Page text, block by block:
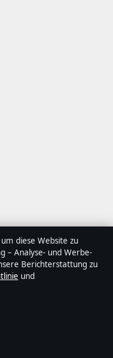
digitaler
Politik, Wirtschaft,
Jeder Artikel
diese Website zu
– Analyse- und Werbe-
Berichterstattung zu
und